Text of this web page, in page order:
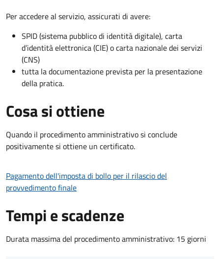
Per accedere al servizio, assicurati di avere:
SPID (sistema pubblico di identità digitale), carta
d’identità elettronica (CIE) o carta nazionale dei servizi
(CNS)
tutta la documentazione prevista per la presentazione
della pratica.
Cosa si ottiene
Quando il procedimento amministrativo si conclude
positivamente si ottiene un certificato.
Pagamento dell'imposta di bollo per il rilascio del
provvedimento finale
Tempi e scadenze
Durata massima del procedimento amministrativo: 15 giorni